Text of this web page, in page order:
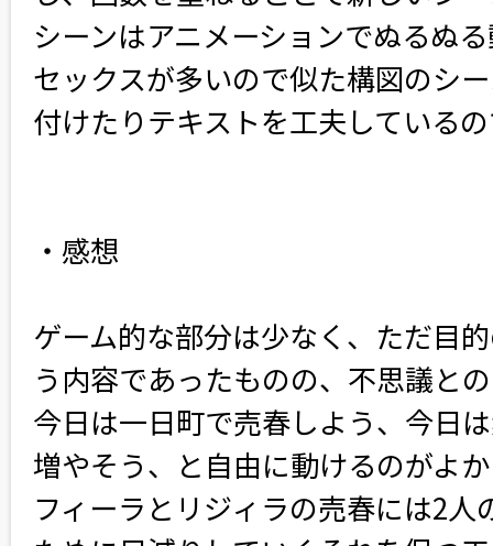
シーンはアニメーションでぬるぬ
セックスが多いので似た構図のシ
付けたりテキストを工夫している
・感想
ゲーム的な部分は少なく、ただ目
う内容であったものの、不思議と
今日は一日町で売春しよう、今日
増やそう、と自由に動けるのがよ
フィーラとリジィラの売春には2